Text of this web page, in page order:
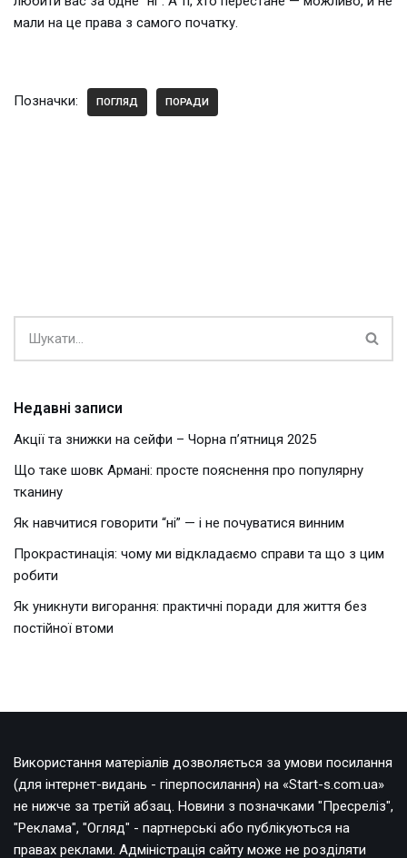
мали на це права з самого початку.
Позначки: ПОГЛЯД ПОРАДИ
Недавні записи
Акції та знижки на сейфи – Чорна п’ятниця 2025
Що таке шовк Армані: просте пояснення про популярну
тканину
Як навчитися говорити “ні” — і не почуватися винним
Прокрастинація: чому ми відкладаємо справи та що з цим
робити
Як уникнути вигорання: практичні поради для життя без
постійної втоми
Використання матеріалів дозволяється за умови посилання
(для інтернет-видань - гіперпосилання) на «Start-s.com.ua»
не нижче за третій абзац. Новини з позначками "Пресреліз",
"Реклама", "Огляд" - партнерські або публікуються на
правах реклами. Адміністрація сайту може не розділяти